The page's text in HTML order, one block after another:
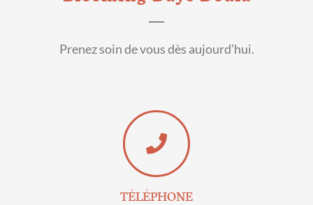
Prenez soin de vous dès aujourd’hui.
TÉLÉPHONE